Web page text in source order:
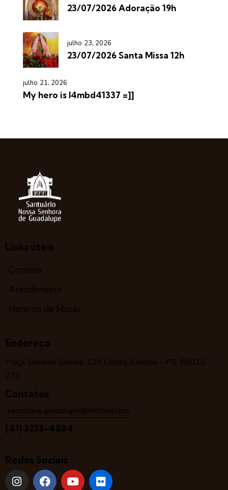
23/07/2026 Adoração 19h
julho 23, 2026
23/07/2026 Santa Missa 12h
julho 21, 2026
My hero is l4mbd41337 =]]
Links úteis
Contato
Atendimento
Horários de Missas
Endereço
Praça Senador Correia, 128 Centro, Curitiba – PR, 80010-
210
Contatos
secretaria.guadalupe@hotmail.com
(41) 3233-4884
Redes Sociais